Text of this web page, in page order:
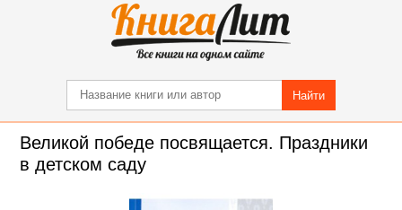
Найти
Великой победе посвящается. Праздники
в детском саду